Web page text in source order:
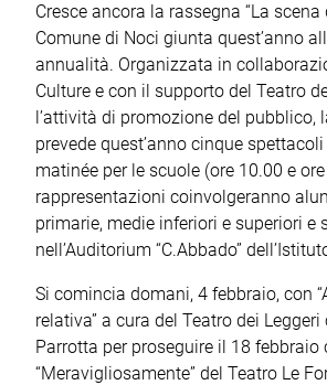
Cresce ancora la rassegna “La scena
Comune di Noci giunta quest’anno
annualità. Organizzata in
Culture e con il supporto del Teatro
l’attività di promozione del pubblico,
prevede quest’anno cinque
matinée per le scuole (ore 10.00 e
rappresentazioni coinvolgeranno
primarie, medie inferiori e superiori e
nell’Auditorium “C.Abbado”
Si comincia domani, 4 febbraio, con
relativa” a cura del Teatro dei Leggeri
Parrotta per proseguire il 18 febbraio
“Meravigliosamente” del Teatro Le